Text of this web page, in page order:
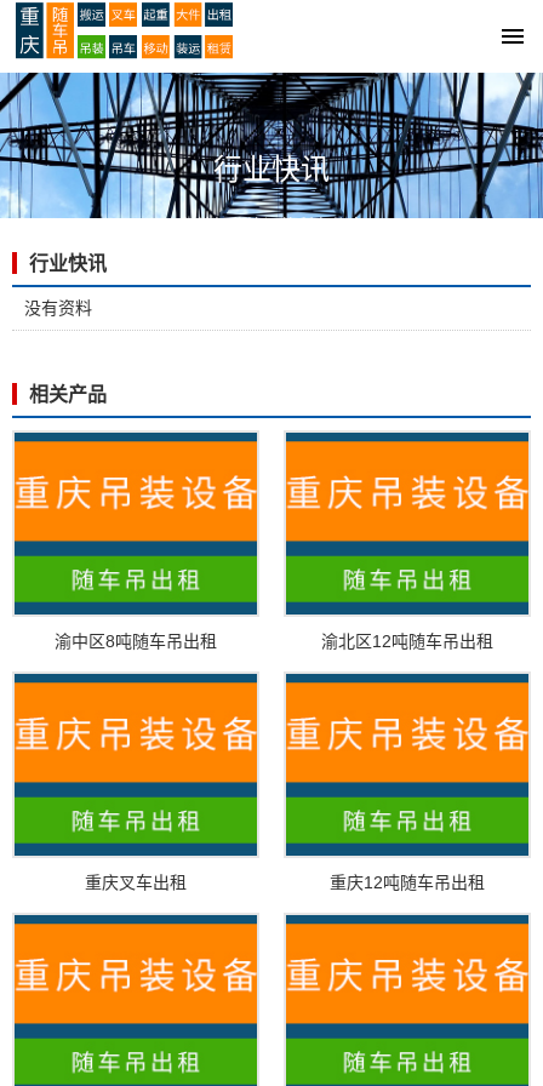
行业快讯
行业快讯
没有资料
相关产品
渝中区8吨随车吊出租 渝北区12吨随车吊出租
重庆叉车出租 重庆12吨随车吊出租